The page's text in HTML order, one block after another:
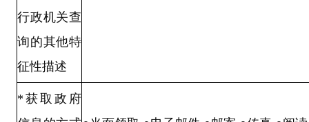
行政机关查
询的其他特
征性描述
* 获取政府